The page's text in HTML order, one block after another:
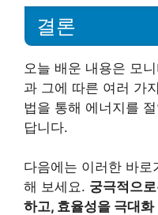
결론
오늘 배운 내용은 모
과 그에 따른 여러 가
법을 통해 에너지를
답니다.
다음에는 이러한 바
해 보세요. 궁극적으
하고, 효율성을 극대화